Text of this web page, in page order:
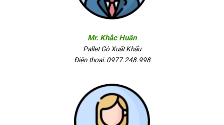
Mr. Khắc Huân
Pallet Gỗ Xuất Khẩu
Điện thoại: 0977.248.998